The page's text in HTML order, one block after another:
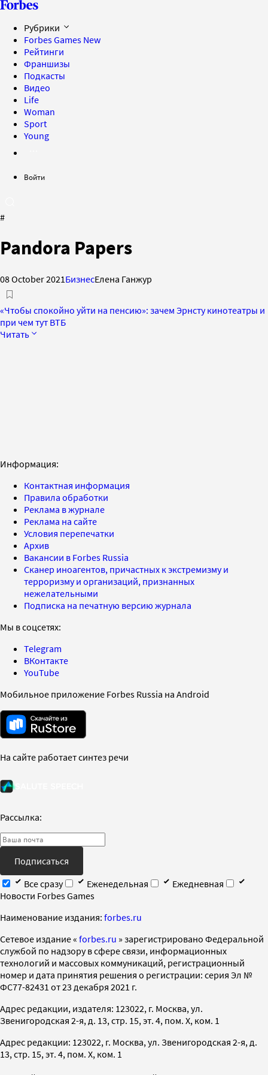
Рубрики
Forbes Games New
Рейтинги
Франшизы
Подкасты
Видео
Life
Woman
Sport
Young
Войти
#
Pandora Papers
08 October 2021 БизнесЕлена Ганжур
«Чтобы спокойно уйти на пенсию»: зачем Эрнсту кинотеатры и
при чем тут ВТБ
Читать
Информация:
Контактная информация
Правила обработки
Реклама в журнале
Реклама на сайте
Условия перепечатки
Архив
Вакансии в Forbes Russia
Сканер иноагентов, причастных к экстремизму и
терроризму и организаций, признанных
нежелательными
Подписка на печатную версию журнала
Мы в соцсетях:
Telegram
ВКонтакте
YouTube
Мобильное приложение Forbes Russia на Android
На сайте работает синтез речи
Рассылка:
Подписаться
Все сразу
Еженедельная
Ежедневная
Новости Forbes Games
Наименование издания: forbes.ru
Cетевое издание « forbes.ru » зарегистрировано Федеральной
службой по надзору в сфере связи, информационных
технологий и массовых коммуникаций, регистрационный
номер и дата принятия решения о регистрации: серия Эл №
ФС77-82431 от 23 декабря 2021 г.
Адрес редакции, издателя: 123022, г. Москва, ул.
Звенигородская 2-я, д. 13, стр. 15, эт. 4, пом. X, ком. 1
Адрес редакции: 123022, г. Москва, ул. Звенигородская 2-я, д.
13, стр. 15, эт. 4, пом. X, ком. 1